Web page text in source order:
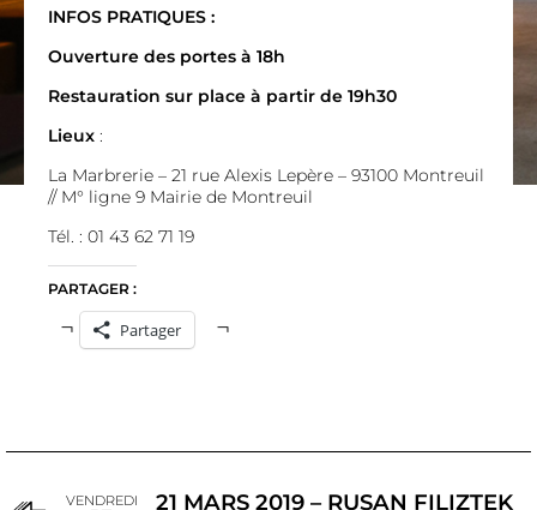
INFOS PRATIQUES :
Ouverture des portes à 18h
Restauration sur place à partir de 19h30
Lieux :
La Marbrerie – 21 rue Alexis Lepère – 93100 Montreuil
// M° ligne 9 Mairie de Montreuil
Tél. : 01 43 62 71 19
PARTAGER :
Partager
VENDREDI 21 MARS 2019 – RUSAN FILIZTEK